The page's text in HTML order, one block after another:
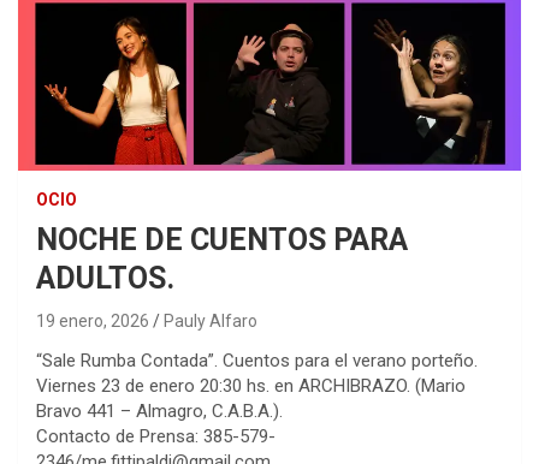
OCIO
NOCHE DE CUENTOS PARA
ADULTOS.
19 enero, 2026 Pauly Alfaro
“Sale Rumba Contada”. Cuentos para el verano porteño.
Viernes 23 de enero 20:30 hs. en ARCHIBRAZO. (Mario
Bravo 441 – Almagro, C.A.B.A.).
Contacto de Prensa: 385-579-